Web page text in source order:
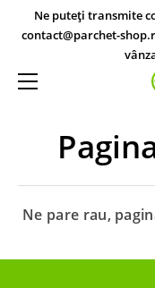
Ne puteți transmite
contact@parchet-
Ne pare rau,
PARCHET